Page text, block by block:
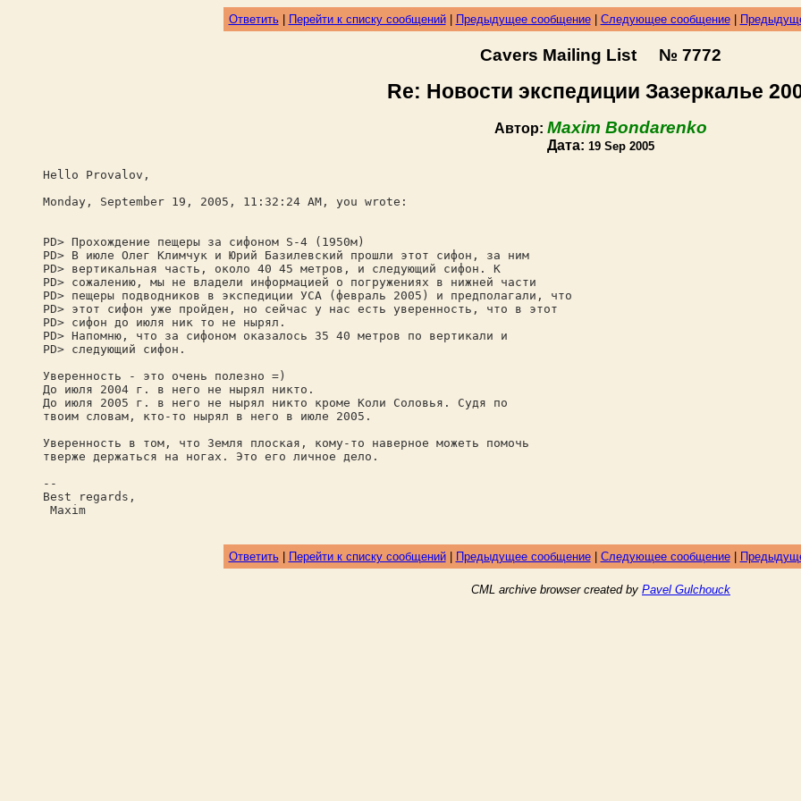
Ответить| Перейти к списку сообщений| Предыдущее сообщение| Следующее сообщение|
Cavers Mailing List № 7772
Re: Новости экспедиции Зазеркалье
Автор: Maxim Bondarenko
Дата: 19 Sep 2005
Hello Provalov,
Monday, September 19, 2005, 11:32:24 AM, you wrote:
PD> Прохождение пещеры за сифоном S-4 (1950м)
PD> В июле Олег Климчук и Юрий Базилевский прошли этот сифон, за ним
PD> вертикальная часть, около 40 45 метров, и следующий сифон. К
PD> сожалению, мы не владели информацией о погружениях в нижней части
PD> пещеры подводников в экспедиции УСА (февраль 2005) и предполагали, что
PD> этот сифон уже пройден, но сейчас у нас есть уверенность, что в этот
PD> сифон до июля ник то не нырял.
PD> Напомню, что за сифоном оказалось 35 40 метров по вертикали и
PD> следующий сифон.
Уверенность - это очень полезно =)
До июля 2004 г. в него не нырял никто.
До июля 2005 г. в него не нырял никто кроме Коли Соловья. Судя по
твоим словам, кто-то нырял в него в июле 2005.
Уверенность в том, что Земля плоская, кому-то наверное можеть помочь
тверже держаться на ногах. Это его личное дело.
--
Best regards,
Maxim
Ответить| Перейти к списку сообщений| Предыдущее сообщение| Следующее сообщение|
CML archive browser created by Pavel Gulchouck